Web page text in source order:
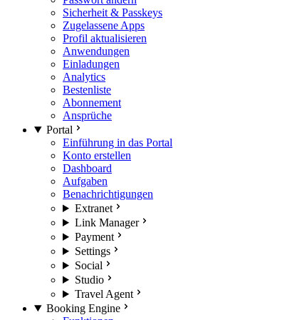
Sicherheit & Passkeys
Zugelassene Apps
Profil aktualisieren
Anwendungen
Einladungen
Analytics
Bestenliste
Abonnement
Ansprüche
Portal
Einführung in das Portal
Konto erstellen
Dashboard
Aufgaben
Benachrichtigungen
Extranet
Link Manager
Payment
Settings
Social
Studio
Travel Agent
Booking Engine